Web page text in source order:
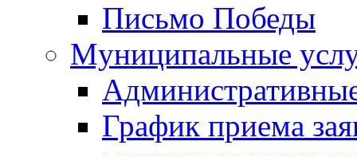
Письмо Победы
Mуниципальные
График приема